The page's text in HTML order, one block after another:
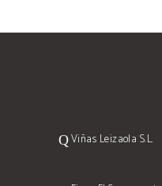
Viñas Leizaola S.L.